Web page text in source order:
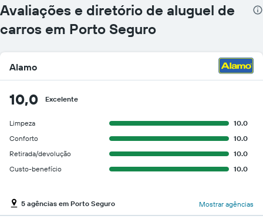
Avaliações e diretório de aluguel de
carros em Porto Seguro
Alamo
10,0 Excelente
Limpeza
10.0
Conforto
10.0
Retirada/devolução
10.0
Custo-benefício
10.0
5 agências em Porto Seguro Mostrar agências